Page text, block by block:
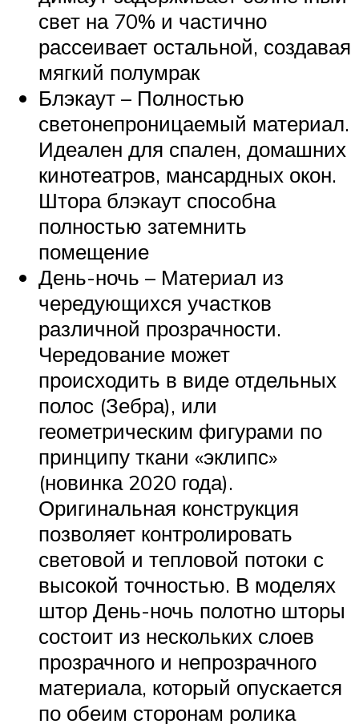
свет на 70% и частично
рассеивает остальной, создавая
мягкий полумрак
Блэкаут – Полностью
светонепроницаемый материал.
Идеален для спален, домашних
кинотеатров, мансардных окон.
Штора блэкаут способна
полностью затемнить
помещение
День-ночь – Материал из
чередующихся участков
различной прозрачности.
Чередование может
происходить в виде отдельных
полос (Зебра), или
геометрическим фигурами по
принципу ткани «эклипс»
(новинка 2020 года).
Оригинальная конструкция
позволяет контролировать
световой и тепловой потоки с
высокой точностью. В моделях
штор День-ночь полотно шторы
состоит из нескольких слоев
прозрачного и непрозрачного
материала, который опускается
по обеим сторонам ролика